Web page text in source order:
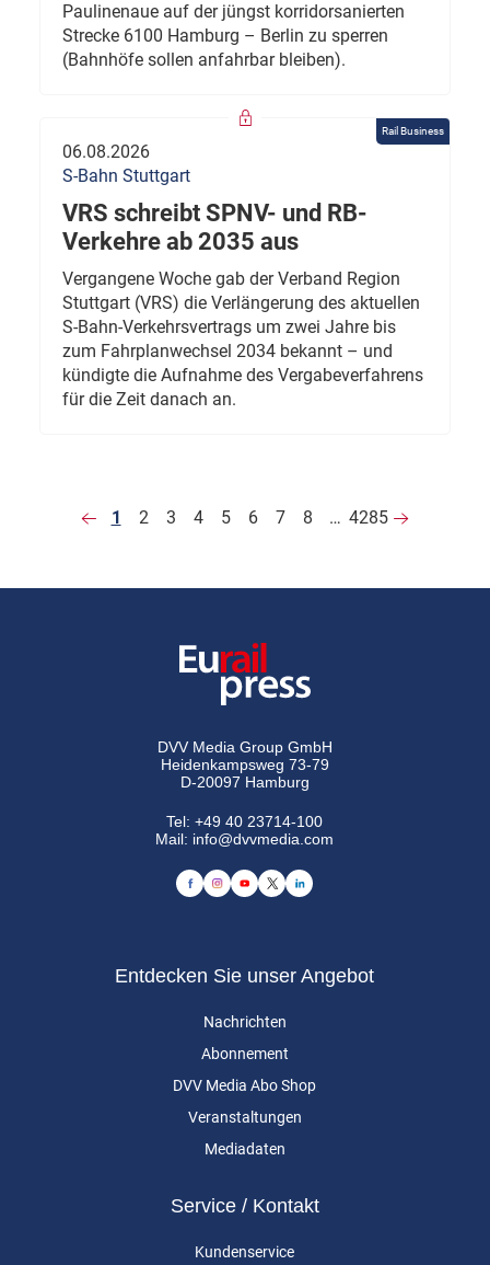
Paulinenaue auf der jüngst korridorsanierten
Strecke 6100 Hamburg – Berlin zu sperren
(Bahnhöfe sollen anfahrbar bleiben).
Rail Business
06.08.2026
S-Bahn Stuttgart
VRS schreibt SPNV- und RB-
Verkehre ab 2035 aus
Vergangene Woche gab der Verband Region
Stuttgart (VRS) die Verlängerung des aktuellen
S-Bahn-Verkehrsvertrags um zwei Jahre bis
zum Fahrplanwechsel 2034 bekannt – und
kündigte die Aufnahme des Vergabeverfahrens
für die Zeit danach an.
1 2 3 4 5 6 7 8 … 4285
DVV Media Group GmbH
Heidenkampsweg 73-79
D-20097 Hamburg
Tel:+49 40 23714-100
Mail: info@dvvmedia.com
Entdecken Sie unser Angebot
Nachrichten
Abonnement
DVV Media Abo Shop
Veranstaltungen
Mediadaten
Service / Kontakt
Kundenservice